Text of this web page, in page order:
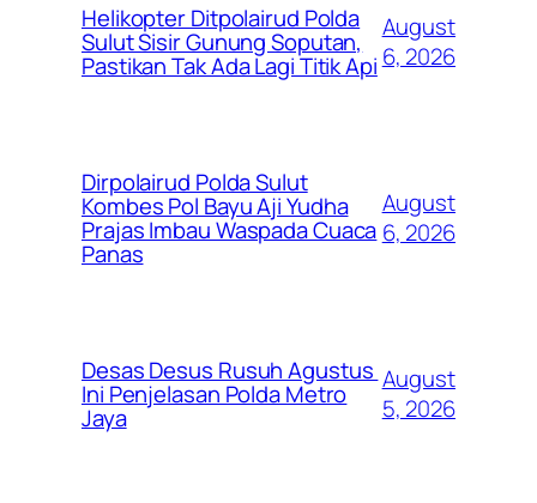
Helikopter Ditpolairud Polda
Sulut Sisir Gunung Soputan,
Pastikan Tak Ada Lagi Titik Api
August
6, 2026
Dirpolairud Polda Sulut
Kombes Pol Bayu Aji Yudha
Prajas Imbau Waspada Cuaca
Panas
August
6, 2026
Desas Desus Rusuh Agustus
Ini Penjelasan Polda Metro
Jaya
August
5, 2026